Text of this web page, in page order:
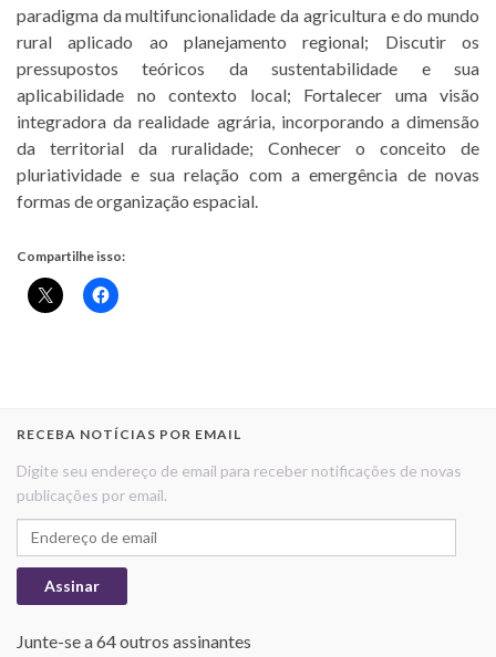
paradigma da multifuncionalidade da agricultura e do mundo
rural aplicado ao planejamento regional; Discutir os
pressupostos teóricos da sustentabilidade e sua
aplicabilidade no contexto local; Fortalecer uma visão
integradora da realidade agrária, incorporando a dimensão
da territorial da ruralidade; Conhecer o conceito de
pluriatividade e sua relação com a emergência de novas
formas de organização espacial.
Compartilhe isso:
RECEBA NOTÍCIAS POR EMAIL
Digite seu endereço de email para receber notificações de novas
publicações por email.
Endereço de email
Assinar
Junte-se a 64 outros assinantes